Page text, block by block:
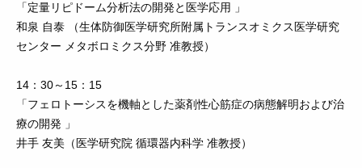
「定量リピドーム分析法の開発と医学応用 」
和泉 自泰 （生体防御医学研究所附属トランスオミクス医学研究
センター メタボロミクス分野 准教授）
14：30～15：15
「フェロトーシスを機軸とした薬剤性心筋症の病態解明および治
療の開発 」
井手 友美（医学研究院 循環器内科学 准教授）